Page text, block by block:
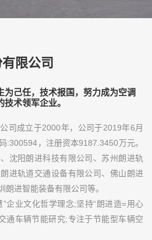
限公司
为己任，技术报国，努力成为空调
术领军企业。
司成立于2000年，公司于2019年6月
:300594，注册资本9187.3450万元。
沈阳朗进科技有限公司、苏州朗进轨
进轨道交通设备有限公司、佛山朗进
进智能装备有限公司等。
”企业文化哲学理念;坚持“朗进造=用心
通车辆节能研究;专注于节能型车辆空